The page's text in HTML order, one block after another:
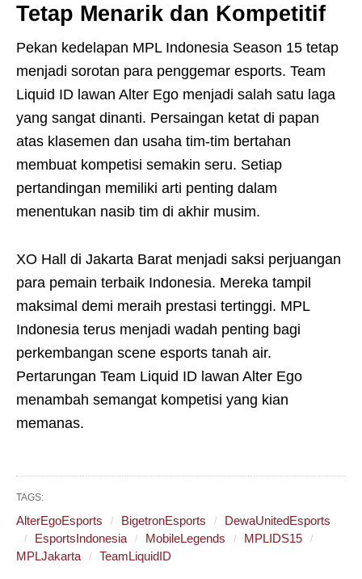
Tetap Menarik dan Kompetitif
Pekan kedelapan MPL Indonesia Season 15 tetap
menjadi sorotan para penggemar esports. Team
Liquid ID lawan Alter Ego menjadi salah satu laga
yang sangat dinanti. Persaingan ketat di papan
atas klasemen dan usaha tim-tim bertahan
membuat kompetisi semakin seru. Setiap
pertandingan memiliki arti penting dalam
menentukan nasib tim di akhir musim.
XO Hall di Jakarta Barat menjadi saksi perjuangan
para pemain terbaik Indonesia. Mereka tampil
maksimal demi meraih prestasi tertinggi. MPL
Indonesia terus menjadi wadah penting bagi
perkembangan scene esports tanah air.
Pertarungan Team Liquid ID lawan Alter Ego
menambah semangat kompetisi yang kian
memanas.
TAGS:
AlterEgoEsports BigetronEsports
DewaUnitedEsports
EsportsIndonesia
MobileLegends
MPLIDS15
MPLJakarta
TeamLiquidID